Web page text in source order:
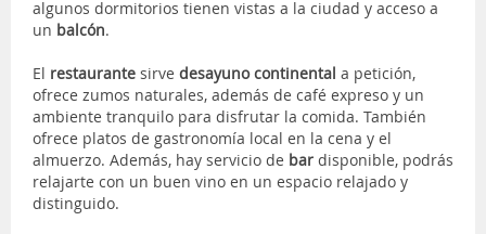
algunos dormitorios tienen vistas a la ciudad y acceso a
un balcón.
El restaurante sirve desayuno continental a petición,
ofrece zumos naturales, además de café expreso y un
ambiente tranquilo para disfrutar la comida. También
ofrece platos de gastronomía local en la cena y el
almuerzo. Además, hay servicio de bar disponible, podrás
relajarte con un buen vino en un espacio relajado y
distinguido.